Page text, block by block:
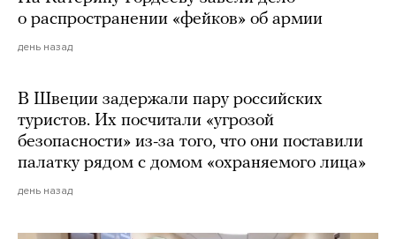
о распространении «фейков» об армии
день назад
В Швеции задержали пару российских
туристов. Их посчитали «угрозой
безопасности» из-за того, что они поставили
палатку рядом с домом «охраняемого лица»
день назад